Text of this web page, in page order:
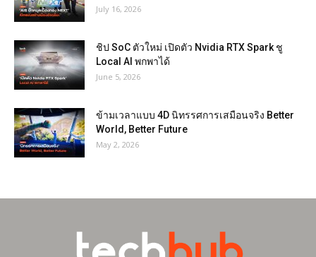
July 16, 2026
ชิป SoC ตัวใหม่ เปิดตัว Nvidia RTX Spark ชู
Local AI พกพาได้
June 5, 2026
ข้ามเวลาแบบ 4D นิทรรศการเสมือนจริง Better
World, Better Future
May 2, 2026